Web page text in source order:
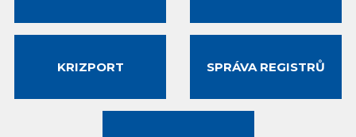
KRIZPORT SPRÁVA REGISTRŮ